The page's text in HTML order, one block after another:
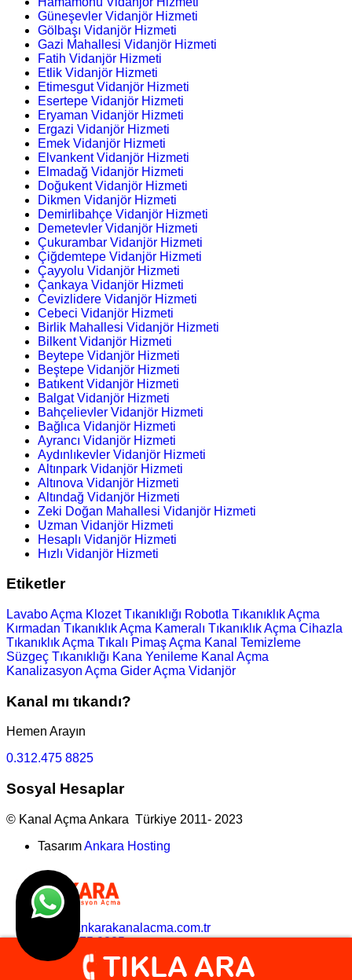
Güneşevler Vidanjör Hizmeti
Gölbaşı Vidanjör Hizmeti
Gazi Mahallesi Vidanjör Hizmeti
Fatih Vidanjör Hizmeti
Etlik Vidanjör Hizmeti
Etimesgut Vidanjör Hizmeti
Esertepe Vidanjör Hizmeti
Eryaman Vidanjör Hizmeti
Ergazi Vidanjör Hizmeti
Emek Vidanjör Hizmeti
Elvankent Vidanjör Hizmeti
Elmadağ Vidanjör Hizmeti
Doğukent Vidanjör Hizmeti
Dikmen Vidanjör Hizmeti
Demirlibahçe Vidanjör Hizmeti
Demetevler Vidanjör Hizmeti
Çukurambar Vidanjör Hizmeti
Çiğdemtepe Vidanjör Hizmeti
Çayyolu Vidanjör Hizmeti
Çankaya Vidanjör Hizmeti
Cevizlidere Vidanjör Hizmeti
Cebeci Vidanjör Hizmeti
Birlik Mahallesi Vidanjör Hizmeti
Bilkent Vidanjör Hizmeti
Beytepe Vidanjör Hizmeti
Beştepe Vidanjör Hizmeti
Batıkent Vidanjör Hizmeti
Balgat Vidanjör Hizmeti
Bahçelievler Vidanjör Hizmeti
Bağlıca Vidanjör Hizmeti
Ayrancı Vidanjör Hizmeti
Aydınlıkevler Vidanjör Hizmeti
Altınpark Vidanjör Hizmeti
Altınova Vidanjör Hizmeti
Altındağ Vidanjör Hizmeti
Zeki Doğan Mahallesi Vidanjör Hizmeti
Uzman Vidanjör Hizmeti
Hesaplı Vidanjör Hizmeti
Hızlı Vidanjör Hizmeti
Etiketler
Lavabo Açma Klozet Tıkanıklığı Robotla Tıkanıklık Açma
Kırmadan Tıkanıklık Açma Kameralı Tıkanıklık Açma Cihazla
Tıkanıklık Açma Tıkalı Pimaş Açma Kanal Temizleme
Süzgeç Tıkanıklığı Kana Yenileme Kanal Açma
Kanalizasyon Açma Gider Açma Vidanjör
Kanal mı tıkandı?
Hemen Arayın
0.312.475 8825
Sosyal Hesaplar
© Kanal Açma Ankara Türkiye 2011- 2023
TasarımAnkara Hosting
bilgi@ankarakanalacma.com.tr
0.312.475 8825